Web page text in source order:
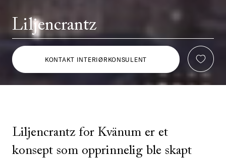
Liljencrantz
KONTAKT INTERIØRKONSULENT
Liljencrantz for Kvänum er et
konsept som opprinnelig ble skapt